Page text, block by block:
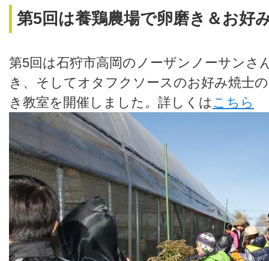
第5回は養鶏農場で卵磨き＆お好
第5回は石狩市高岡のノーザンノーサンさ
き、そしてオタフクソースのお好み焼士
き教室を開催しました。詳しくは こちら